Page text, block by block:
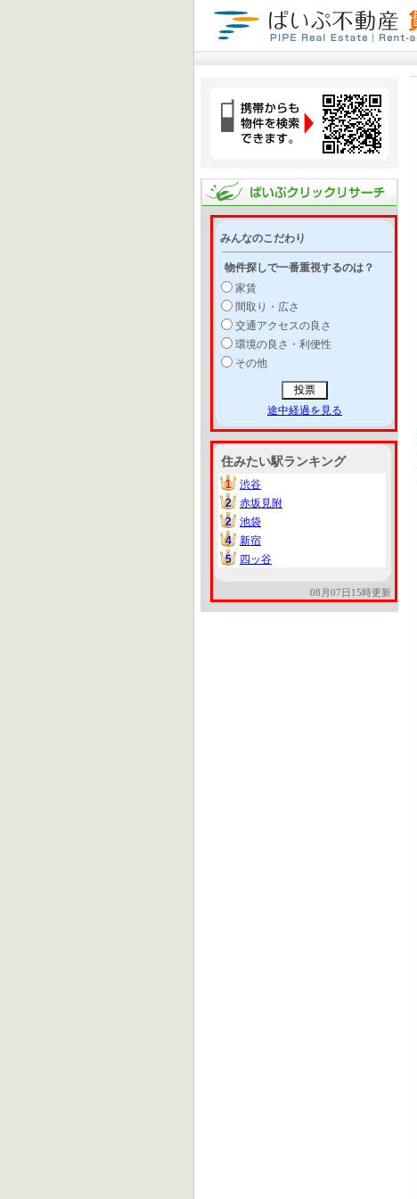
みんなのこだわり
物件探しで一番重視するのは？
家賃
間取り・広さ
交通アクセスの良さ
環境の良さ・利便性
その他
途中経過を見る
住みたい駅ランキング
1
1
渋谷
2
2
赤坂見附
2
2
池袋
4
4
新宿
5
5 四ッ谷
08月07日15時更新